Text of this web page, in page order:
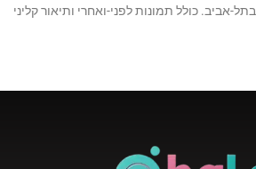
מטיפולי לייזר ב-Halo Clinic בתל-אביב. כולל תמונות לפני-ואחרי ותיאור קליני